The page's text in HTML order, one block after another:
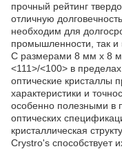
прочный рейтинг
отличную
необходим для
промышленности, так и
С размерами 8 мм х 8
<111>/<100> в
оптические кристаллы
характеристики и
особенно полезными в
оптических
кристаллическая
Crystro's способствует